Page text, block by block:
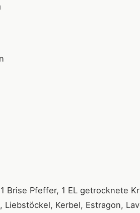
Brise Pfeffer, 1 EL getrocknete
Liebstöckel, Kerbel, Estragon,